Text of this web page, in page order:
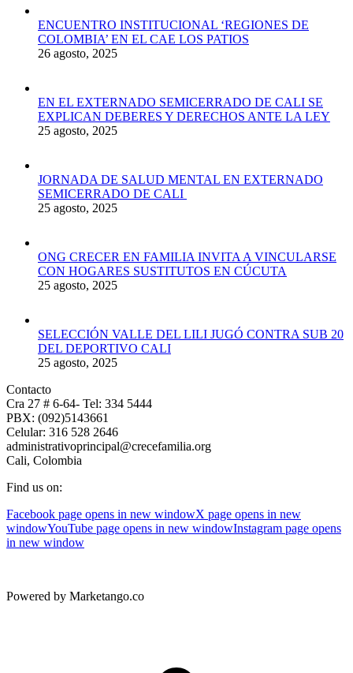
ENCUENTRO INSTITUCIONAL ‘REGIONES DE
COLOMBIA’ EN EL CAE LOS PATIOS
26 agosto, 2025
EN EL EXTERNADO SEMICERRADO DE CALI SE
EXPLICAN DEBERES Y DERECHOS ANTE LA LEY
25 agosto, 2025
JORNADA DE SALUD MENTAL EN EXTERNADO
SEMICERRADO DE CALI
25 agosto, 2025
ONG CRECER EN FAMILIA INVITA A VINCULARSE
CON HOGARES SUSTITUTOS EN CÚCUTA
25 agosto, 2025
SELECCIÓN VALLE DEL LILI JUGÓ CONTRA SUB 20
DEL DEPORTIVO CALI
25 agosto, 2025
Contacto
Cra 27 # 6-64- Tel: 334 5444
PBX: (092)5143661
Celular: 316 528 2646
administrativoprincipal@crecefamilia.org
Cali, Colombia
Find us on:
Facebook page opens in new windowX page opens in new
windowYouTube page opens in new windowInstagram page opens
in new window
Powered by Marketango.co